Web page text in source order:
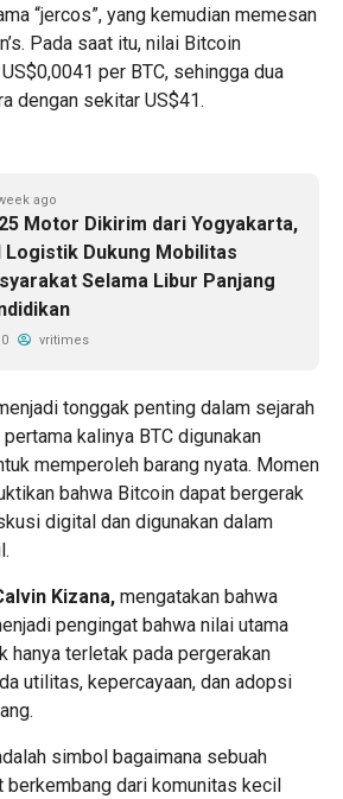
“jercos”, yang kemudian memesan
Pada saat itu, nilai Bitcoin
per BTC, sehingga dua
dengan sekitar US$41.
ago
Motor Dikirim dari Yogyakarta,
Logistik Dukung Mobilitas
Selama Libur Panjang
vritimes
tonggak penting dalam sejarah
kalinya BTC digunakan
memperoleh barang nyata. Momen
bahwa Bitcoin dapat bergerak
digital dan digunakan dalam
Kizana, mengatakan bahwa
pengingat bahwa nilai utama
hanya terletak pada pergerakan
utilitas, kepercayaan, dan adopsi
simbol bagaimana sebuah
dari komunitas kecil